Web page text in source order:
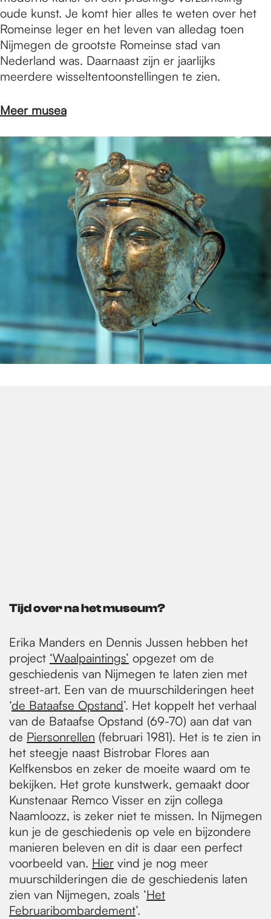
oude kunst. Je komt hier alles te weten over het
Romeinse leger en het leven van alledag toen
Nijmegen de grootste Romeinse stad van
Nederland was. Daarnaast zijn er jaarlijks
meerdere wisseltentoonstellingen te zien.
Meer musea
Tijd over na het museum?
Erika Manders en Dennis Jussen hebben het
project ‘Waalpaintings’ opgezet om de
geschiedenis van Nijmegen te laten zien met
street-art. Een van de muurschilderingen heet
‘de Bataafse Opstand’. Het koppelt het verhaal
van de Bataafse Opstand (69-70) aan dat van
de Piersonrellen (februari 1981). Het is te zien in
het steegje naast Bistrobar Flores aan
Kelfkensbos en zeker de moeite waard om te
bekijken. Het grote kunstwerk, gemaakt door
Kunstenaar Remco Visser en zijn collega
Naamloozz, is zeker niet te missen. In Nijmegen
kun je de geschiedenis op vele en bijzondere
manieren beleven en dit is daar een perfect
voorbeeld van. Hier vind je nog meer
muurschilderingen die de geschiedenis laten
zien van Nijmegen, zoals ‘Het
Februaribombardement’.